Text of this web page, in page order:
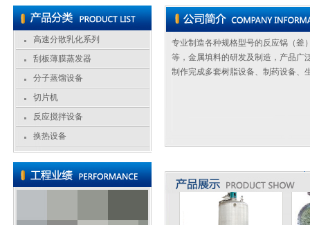
高速分散乳化系列
刮板薄膜蒸发器
分子蒸馏设备
切片机
反应搅拌设备
换热设备
专业制造各种规格型号的反应锅（釜
等，金属填料的研发及制造，产品广
制作完成多套树脂设备、制药设备、
切片机